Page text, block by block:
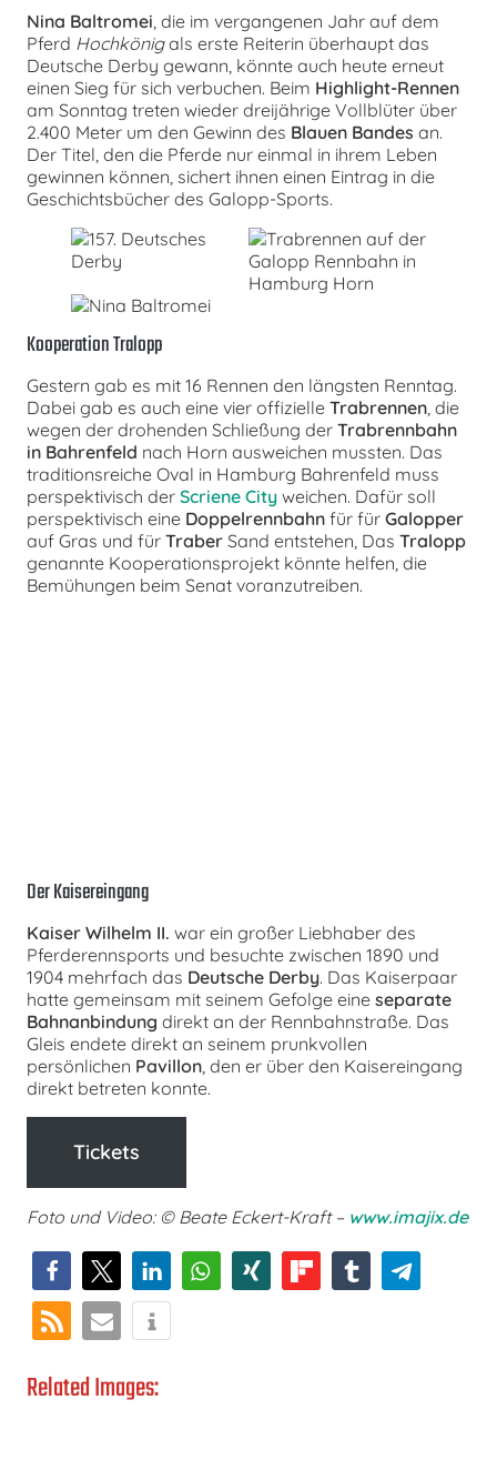
Nina Baltromei, die im vergangenen Jahr auf dem
Pferd Hochkönigals erste Reiterin überhaupt das
Deutsche Derby gewann, könnte auch heute erneut
einen Sieg für sich verbuchen. Beim Highlight-Rennen
am Sonntag treten wieder dreijährige Vollblüter über
2.400 Meter um den Gewinn des Blauen Bandes an.
Der Titel, den die Pferde nur einmal in ihrem Leben
gewinnen können, sichert ihnen einen Eintrag in die
Geschichtsbücher des Galopp-Sports.
Kooperation Tralopp
Gestern gab es mit 16 Rennen den längsten Renntag.
Dabei gab es auch eine vier offizielle Trabrennen, die
wegen der drohenden Schließung der Trabrennbahn
in Bahrenfeld nach Horn ausweichen mussten. Das
traditionsreiche Oval in Hamburg Bahrenfeld muss
perspektivisch der Scriene City weichen. Dafür soll
perspektivisch eine Doppelrennbahn für für Galopper
auf Gras und für Traber Sand entstehen, Das Tralopp
genannte Kooperationsprojekt könnte helfen, die
Bemühungen beim Senat voranzutreiben.
Der Kaisereingang
Kaiser Wilhelm II. war ein großer Liebhaber des
Pferderennsports und besuchte zwischen 1890 und
1904 mehrfach das Deutsche Derby. Das Kaiserpaar
hatte gemeinsam mit seinem Gefolge eine separate
Bahnanbindung direkt an der Rennbahnstraße. Das
Gleis endete direkt an seinem prunkvollen
persönlichen Pavillon, den er über den Kaisereingang
direkt betreten konnte.
Tickets
Foto und Video: © Beate Eckert-Kraft – www.imajix.de
Related Images: